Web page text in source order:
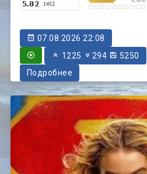
07.08.2026 22:08
1225
294 5250
Подробнее